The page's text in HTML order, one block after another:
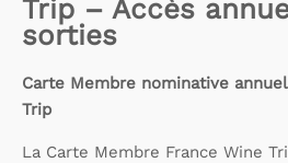
Trip – Accès
sorties
Carte Membre nominative
Trip
La Carte Membre France Wine